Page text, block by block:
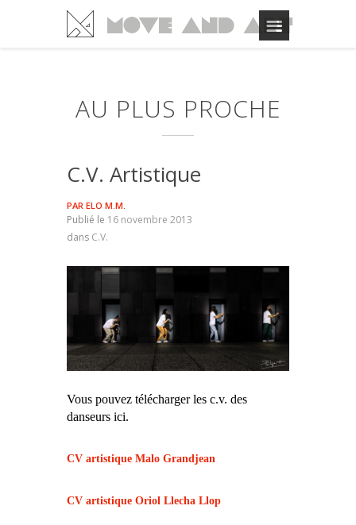
AU PLUS PROCHE
C.V. Artistique
PAR ELO M.M.
Publié le 16 novembre 2013
dans C.V.
Vous pouvez télécharger les c.v. des
danseurs ici.
CV artistique Malo Grandjean
CV artistique Oriol Llecha Llop